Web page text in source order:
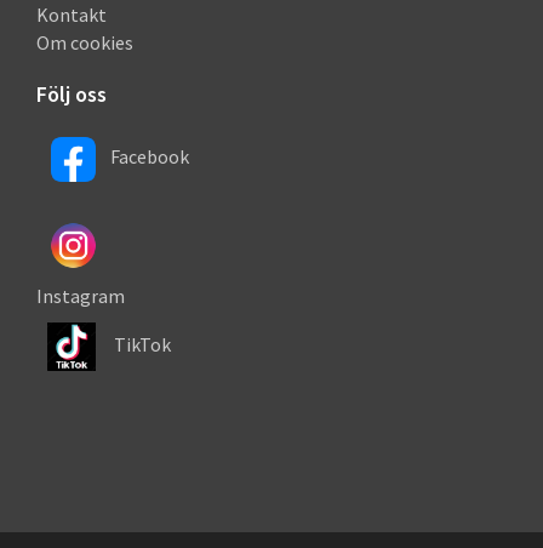
Kontakt
Om cookies
Följ oss
Facebook
Instagram
TikTok